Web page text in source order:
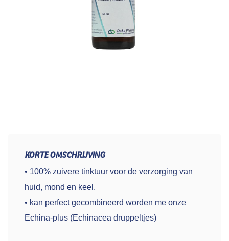
KORTE OMSCHRIJVING
• 100% zuivere tinktuur voor de verzorging van
huid, mond en keel.
• kan perfect gecombineerd worden me onze
Echina-plus (Echinacea druppeltjes)